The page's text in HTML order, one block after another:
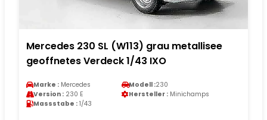
Mercedes 230 SL (W113) grau metallisee
geoffnetes Verdeck 1/43 IXO
Marke : Mercedes Modell :230
Version : 230 E Hersteller : Minichamps
Massstabe : 1/43